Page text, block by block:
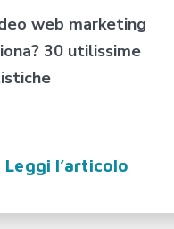
web marketing
30 utilissime
Leggi l’articolo